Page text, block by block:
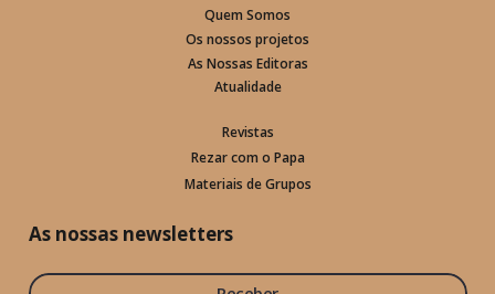
Quem Somos
Os nossos projetos
As Nossas Editoras
Atualidade
Revistas
Rezar com o Papa
Materiais de Grupos
As nossas newsletters